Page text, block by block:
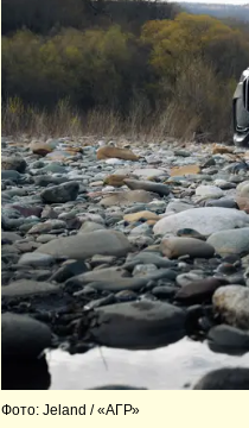
Фото: Jeland / «АГР»